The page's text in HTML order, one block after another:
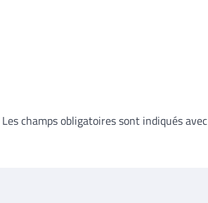
Les champs obligatoires sont indiqués avec